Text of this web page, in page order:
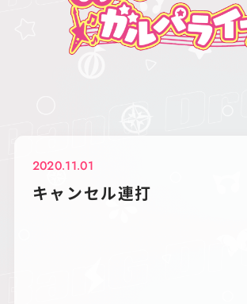
2020.11.01
キャンセル連打